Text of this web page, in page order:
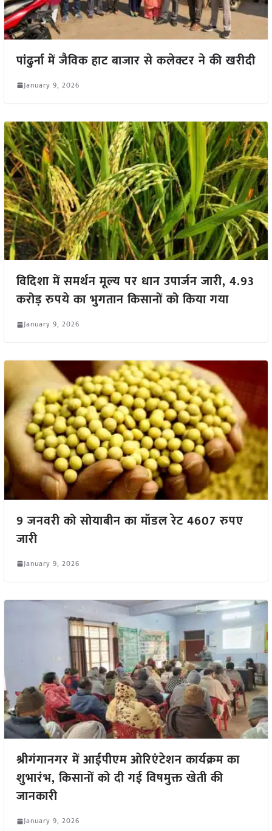
पांढुर्ना में जैविक हाट बाजार से कलेक्टर ने की खरीदी
January 9, 2026
विदिशा में समर्थन मूल्य पर धान उपार्जन जारी, 4.93
करोड़ रुपये का भुगतान किसानों को किया गया
January 9, 2026
9 जनवरी को सोयाबीन का मॉडल रेट 4607 रुपए
जारी
January 9, 2026
श्रीगंगानगर में आईपीएम ओरिएंटेशन कार्यक्रम का
शुभारंभ, किसानों को दी गई विषमुक्त खेती की
जानकारी
January 9, 2026